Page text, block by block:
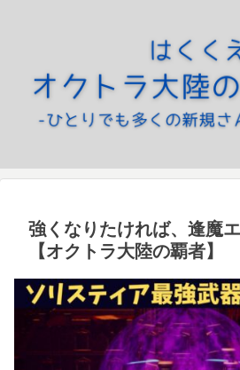
強くなりたければ、逢魔
【オクトラ大陸の覇者】